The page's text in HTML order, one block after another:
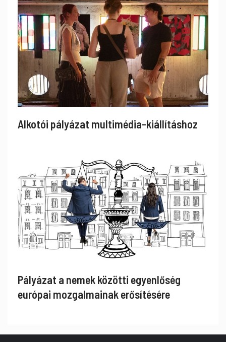
Alkotói pályázat multimédia-kiállításhoz
Pályázat a nemek közötti egyenlőség
európai mozgalmainak erősítésére